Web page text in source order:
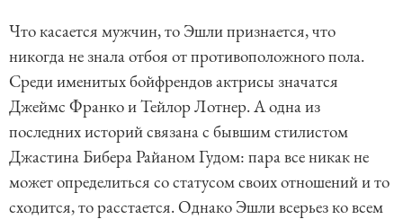
Что касается мужчин, то Эшли признается, что
никогда не знала отбоя от противоположного пола.
Среди именитых бойфрендов актрисы значатся
Джеймс Франко и Тейлор Лотнер. А одна из
последних историй связана с бывшим стилистом
Джастина Бибера Райаном Гудом: пара все никак не
может определиться со статусом своих отношений и то
сходится, то расстается. Однако Эшли всерьез ко всем